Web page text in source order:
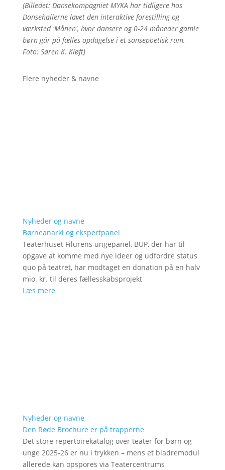
(Billedet: Dansekompagniet MYKA har tidligere hos
Dansehallerne lavet den interaktive forestilling og
værksted 'Månen', hvor dansere og 0-24 måneder gamle
børn går på fælles opdagelse i et sansepoetisk rum.
Foto: Søren K. Kløft)
Flere nyheder & navne
Nyheder og navne
Børneanarki og ekspertpanel
Teaterhuset Filurens ungepanel, BUP, der har til
opgave at komme med nye ideer og udfordre status
quo på teatret, har modtaget en donation på en halv
mio. kr. til deres fællesskabsprojekt
Læs mere
Nyheder og navne
Den Røde Brochure er på trapperne
Det store repertoirekatalog over teater for børn og
unge 2025-26 er nu i trykken – mens et bladremodul
allerede kan opspores via Teatercentrums